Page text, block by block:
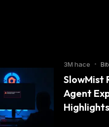
3M hace •
SlowMist
Agent